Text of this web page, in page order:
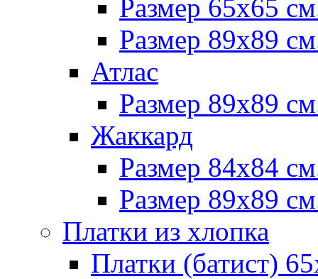
Размер 65х65
Размер 89х89
Атлас
Размер 89х89
Жаккард
Размер 84х84
Размер 89х89
Платки из хлопка
Платки (батист)